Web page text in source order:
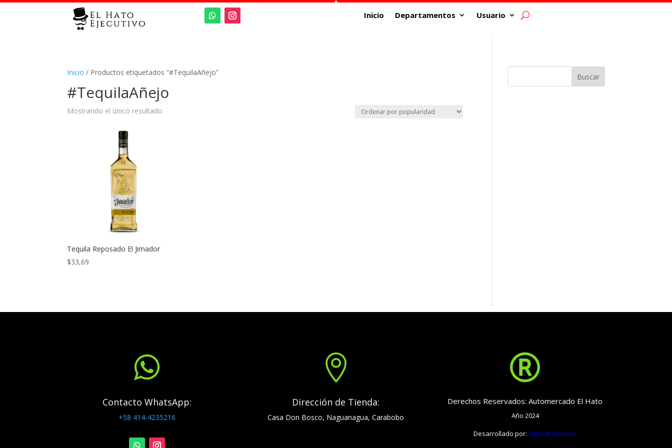
Inicio Departamentos Usuario
Inicio / Productos etiquetados “#TequilaAñejo”
#TequilaAñejo
Mostrando el único resultado
Tequila Reposado El Jimador
$33,69
Buscar

Contacto WhatsApp:
+58 414-4235216

Dirección de Tienda:
Casa Don Bosco, Naguanagua, Carabobo

Derechos Reservados: Automercado El Hato
Año 2024
Desarrollado por:VitrinaPixel.com